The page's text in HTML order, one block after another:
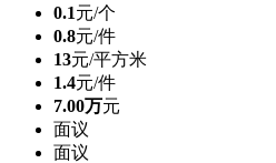
0.1元/个
0.8元/件
13元/平方米
1.4元/件
7.00万元
面议
面议